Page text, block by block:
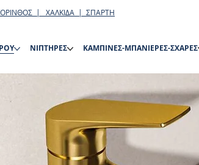
| ΧΑΛΚΙΔΑ | ΣΠΑΡΤΗ
ΝΙΠΤΗΡΕΣ ΚΑΜΠΙΝΕΣ-ΜΠΑΝΙΕΡΕΣ-ΣΧΑΡΕΣ